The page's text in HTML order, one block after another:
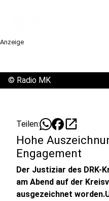
Anzeige
© Radio MK
Teilen: open_in_new
Hohe
Engagement
Der Justiziar des DRK-
am Abend auf der
ausgezeichnet